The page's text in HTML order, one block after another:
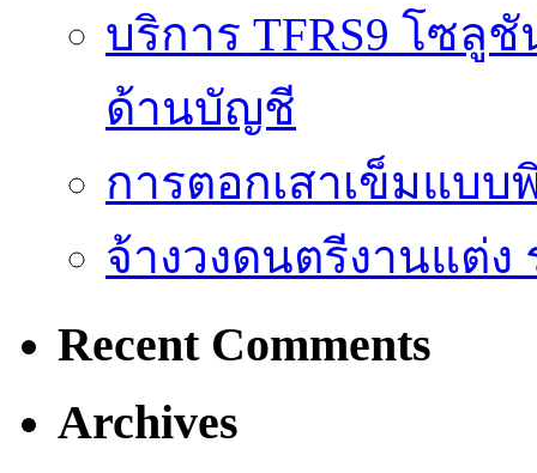
บริการ TFRS9 โซลู
ด้านบัญชี
การตอกเสาเข็มแบบ
จ้างวงดนตรีงานแต่ง
Recent Comments
Archives